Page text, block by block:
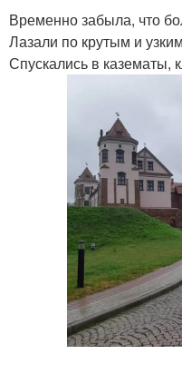
Временно забыла, что
Лазали по крутым и
Спускались в казематы,